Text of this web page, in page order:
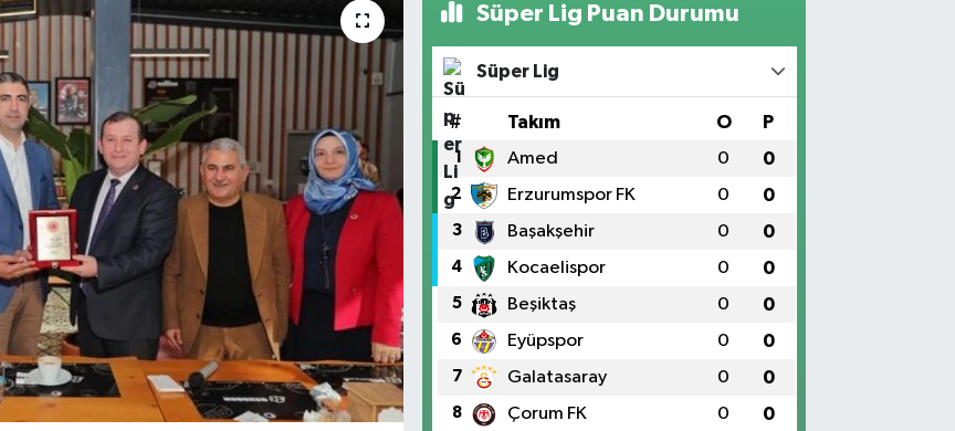
Süper Lig Puan Durumu
Süper Lig
# Takım O P
1 Amed 0 0
2 Erzurumspor FK 0 0
3 Başakşehir 0 0
4 Kocaelispor 0 0
5 Beşiktaş 0 0
6 Eyüpspor 0 0
7 Galatasaray 0 0
8 Çorum FK 0 0